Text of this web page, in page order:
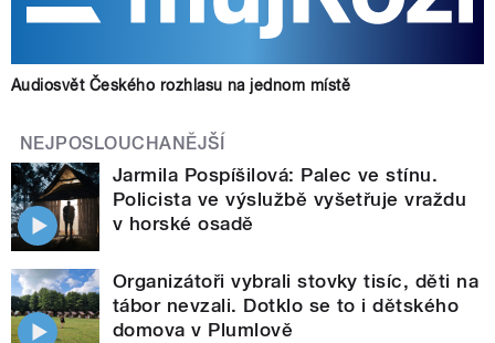
Audiosvět Českého rozhlasu na jednom místě
NEJPOSLOUCHANĚJŠÍ
Jarmila Pospíšilová: Palec ve stínu.
Policista ve výslužbě vyšetřuje vraždu
v horské osadě
Organizátoři vybrali stovky tisíc, děti na
tábor nevzali. Dotklo se to i dětského
domova v Plumlově